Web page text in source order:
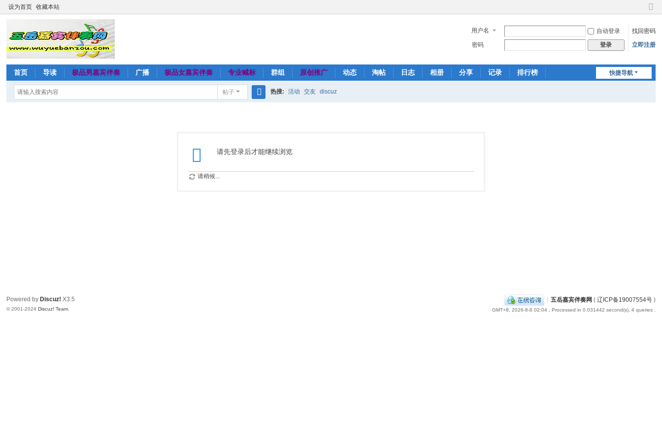
设为首页 收藏本站
切
到
窄
用户名 自动登录
找回密码
密码
登录 立即注册
快捷导航
首页 导读 极品男嘉宾伴奏 广播 极品女嘉宾伴奏 专业喊标 群组 原创推广 动态 淘帖 日志 相册 分享 记录 排行榜
帖子 热搜: 活动 交友 discuz
请先登录后才能继续浏览
请稍候...
| 五岳嘉宾伴奏网 ( 辽ICP备19007554号)
GMT+8, 2026-8-8 02:04, Processed in 0.031442 second(s), 4 queries .
Powered by Discuz! X3.5
© 2001-2024Discuz! Team